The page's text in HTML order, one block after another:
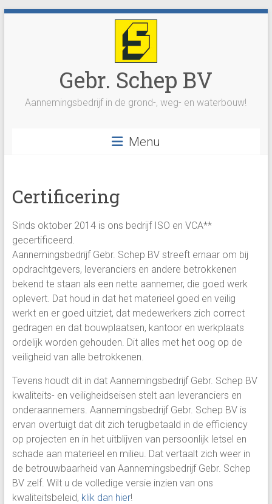
Gebr. Schep BV
Aannemingsbedrijf in de grond-, weg- en waterbouw!
Menu
Certificering
Sinds oktober 2014 is ons bedrijf ISO en VCA**
gecertificeerd.
Aannemingsbedrijf Gebr. Schep BV streeft ernaar om bij
opdrachtgevers, leveranciers en andere betrokkenen
bekend te staan als een nette aannemer, die goed werk
oplevert. Dat houd in dat het materieel goed en veilig
werkt en er goed uitziet, dat medewerkers zich correct
gedragen en dat bouwplaatsen, kantoor en werkplaats
ordelijk worden gehouden. Dit alles met het oog op de
veiligheid van alle betrokkenen.
Tevens houdt dit in dat Aannemingsbedrijf Gebr. Schep BV
kwaliteits- en veiligheidseisen stelt aan leveranciers en
onderaannemers. Aannemingsbedrijf Gebr. Schep BV is
ervan overtuigt dat dit zich terugbetaald in de efficiency
op projecten en in het uitblijven van persoonlijk letsel en
schade aan materieel en milieu. Dat vertaalt zich weer in
de betrouwbaarheid van Aannemingsbedrijf Gebr. Schep
BV zelf. Wilt u de volledige versie inzien van ons
kwaliteitsbeleid, klik dan hier!